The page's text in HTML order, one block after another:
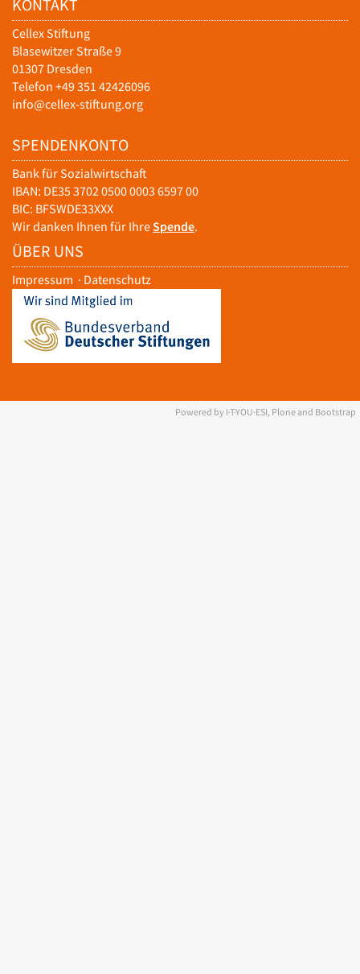
KONTAKT
Cellex Stiftung
Blasewitzer Straße 9
01307 Dresden
Telefon +49 351 42426096
info@cellex-stiftung.org
SPENDENKONTO
Bank für Sozialwirtschaft
IBAN: DE35 3702 0500 0003 6597 00
BIC: BFSWDE33XXX
Wir danken Ihnen für IhreSpende.
ÜBER UNS
Impressum · Datenschutz
Powered by I·T·YOU·ESI, Plone and Bootstrap